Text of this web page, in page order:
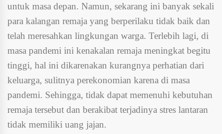
untuk masa depan. Namun, sekarang ini banyak sekali
para kalangan remaja yang berperilaku tidak baik dan
telah meresahkan lingkungan warga. Terlebih lagi, di
masa pandemi ini kenakalan remaja meningkat begitu
tinggi, hal ini dikarenakan kurangnya perhatian dari
keluarga, sulitnya perekonomian karena di masa
pandemi. Sehingga, tidak dapat memenuhi kebutuhan
remaja tersebut dan berakibat terjadinya stres lantaran
tidak memiliki uang jajan.